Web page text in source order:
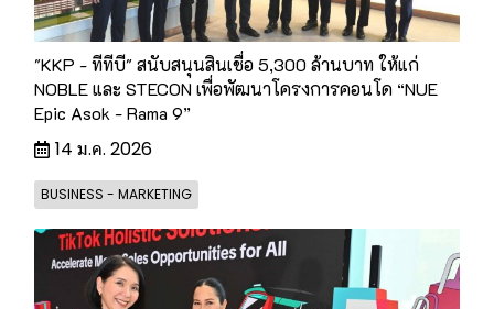
"KKP - ทีทีบี" สนับสนุนสินเชื่อ 5,300 ล้านบาท ให้แก่
NOBLE และ STECON เพื่อพัฒนาโครงการคอนโด “NUE
Epic Asok - Rama 9”
14 ม.ค. 2026
BUSINESS - MARKETING